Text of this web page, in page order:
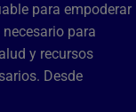
para empoderar
para
y recursos
Desde